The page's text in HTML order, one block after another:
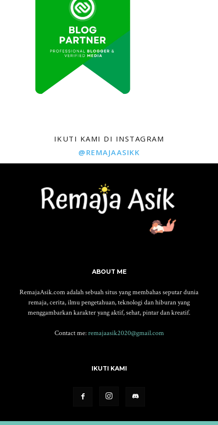
IKUTI KAMI DI INSTAGRAM
@REMAJAASIKK
ABOUT ME
RemajaAsik.com adalah sebuah situs yang membahas seputar dunia
remaja, cerita, ilmu pengetahuan, teknologi dan hiburan yang
menggambarkan karakter yang aktif, sehat, pintar dan kreatif.
Contact me:remajaasik2020@gmail.com
IKUTI KAMI